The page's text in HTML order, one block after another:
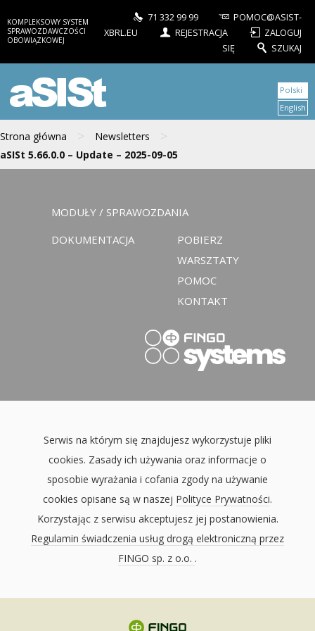
KOMPLEKSOWY SYSTEM
SPRAWOZDAWCZOŚCI
OBOWIĄZKOWEJ
71 332 99 99
POMOC@ASIST-
XBRL.EU
REJESTRACJA
ZALOGUJ
SIĘ
SZUKAJ
aSISt
Strona główna > Newsletters >
aSISt 5.66.0.0 – Update – 2025-09-05
Polski
English
MODUŁY / SPRAWOZDANIA
DOKUMENTACJA
POBIERZ
WARSZTATY
POMOC
KONTAKT
Serwis na którym się znajdujesz wykorzystuje pliki
cookies. Zasady ich używania oraz informacje o
sposobie wyrażania i cofania zgody na używanie
cookies opisane są w naszej Polityce Prywatności.
Korzystając z serwisu akceptujesz jej postanowienia.
Regulamin świadczenia usług drogą elektroniczną przez
FINGO sp. z o.o. .